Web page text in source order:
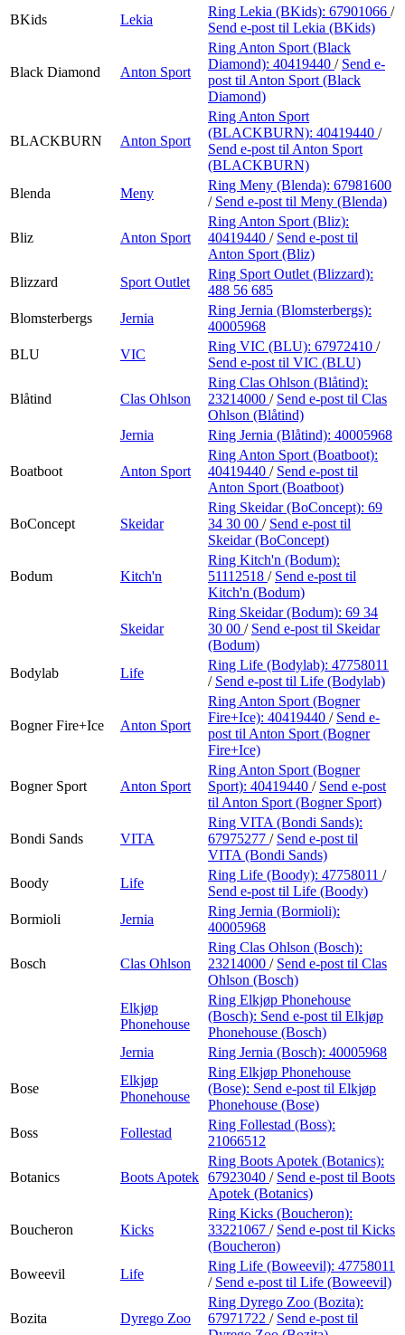
BKids
Lekia
Ring Lekia (BKids): 67901066 /
Send e-post til Lekia (BKids)
Black Diamond Anton Sport
Ring Anton Sport (Black
Diamond): 40419440 / Send e-
post til Anton Sport (Black
Diamond)
BLACKBURN Anton Sport
Ring Anton Sport
(BLACKBURN): 40419440 /
Send e-post til Anton Sport
(BLACKBURN)
Blenda
Meny
Ring Meny (Blenda): 67981600
/ Send e-post til Meny (Blenda)
Bliz Anton Sport
Ring Anton Sport (Bliz):
40419440 / Send e-post til
Anton Sport (Bliz)
Blizzard
Sport Outlet
Ring Sport Outlet (Blizzard):
488 56 685
Blomsterbergs
Jernia
Ring Jernia (Blomsterbergs):
40005968
BLU
VIC
Ring VIC (BLU): 67972410 /
Send e-post til VIC (BLU)
Blåtind Clas Ohlson
Ring Clas Ohlson (Blåtind):
23214000 / Send e-post til Clas
Ohlson (Blåtind)
Jernia
Ring Jernia (Blåtind): 40005968
Boatboot Anton Sport
Ring Anton Sport (Boatboot):
40419440 / Send e-post til
Anton Sport (Boatboot)
BoConcept Skeidar
Ring Skeidar (BoConcept): 69
34 30 00 / Send e-post til
Skeidar (BoConcept)
Bodum Kitch'n
Ring Kitch'n (Bodum):
51112518 / Send e-post til
Kitch'n (Bodum)
Skeidar
Ring Skeidar (Bodum): 69 34
30 00 / Send e-post til Skeidar
(Bodum)
Bodylab
Life
Ring Life (Bodylab): 47758011
/ Send e-post til Life (Bodylab)
Bogner Fire+Ice Anton Sport
Ring Anton Sport (Bogner
Fire+Ice): 40419440 / Send e-
post til Anton Sport (Bogner
Fire+Ice)
Bogner Sport Anton Sport
Ring Anton Sport (Bogner
Sport): 40419440 / Send e-post
til Anton Sport (Bogner Sport)
Bondi Sands VITA
Ring VITA (Bondi Sands):
67975277 / Send e-post til
VITA (Bondi Sands)
Boody
Life
Ring Life (Boody): 47758011 /
Send e-post til Life (Boody)
Bormioli
Jernia
Ring Jernia (Bormioli):
40005968
Bosch Clas Ohlson
Ring Clas Ohlson (Bosch):
23214000 / Send e-post til Clas
Ohlson (Bosch)
Elkjøp
Phonehouse
Ring Elkjøp Phonehouse
(Bosch): Send e-post til Elkjøp
Phonehouse (Bosch)
Jernia
Ring Jernia (Bosch): 40005968
Bose
Elkjøp
Phonehouse
Ring Elkjøp Phonehouse
(Bose): Send e-post til Elkjøp
Phonehouse (Bose)
Boss
Follestad
Ring Follestad (Boss):
21066512
Botanics Boots Apotek
Ring Boots Apotek (Botanics):
67923040 / Send e-post til Boots
Apotek (Botanics)
Boucheron Kicks
Ring Kicks (Boucheron):
33221067 / Send e-post til Kicks
(Boucheron)
Boweevil
Life
Ring Life (Boweevil): 47758011
/ Send e-post til Life (Boweevil)
Bozita Dyrego Zoo
Ring Dyrego Zoo (Bozita):
67971722 / Send e-post til